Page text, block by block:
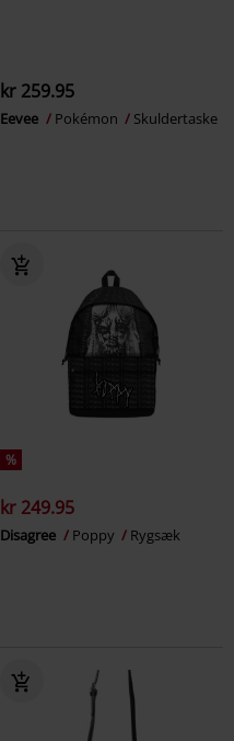
kr 259.95
Eevee Pokémon Skuldertaske
%
kr 249.95
Disagree Poppy Rygsæk